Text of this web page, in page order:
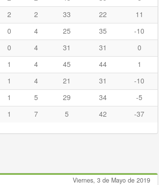
2 2 33 22
11
0 4 25 35
-10
0 4 31 31
0
1 4 45 44
1
1 4 21 31
-10
1 5 29 34
-5
1 7 5 42 -37
Viernes, 3 de Mayo de 2019